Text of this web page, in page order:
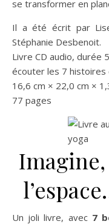
se transformer en
Il a été écrit par
Stéphanie Desbenoit.
Livre CD audio, durée
écouter les 7 histoires
16,6 cm × 22,0 cm ×
77 pages
Un joli livre, avec 7